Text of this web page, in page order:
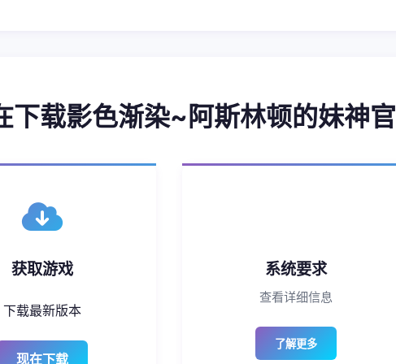
下载影色渐染~阿斯林顿的妹神官
获取游戏
下载最新版本
现在下载
系统要求
查看详细信息
了解更多